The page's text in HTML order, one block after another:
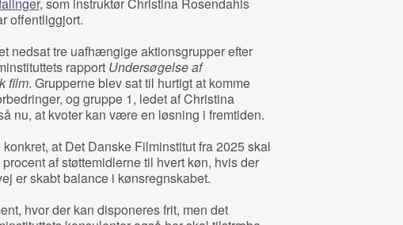
offentliggjort.
nedsat tre uafhængige aktionsgrupper efter
rapport Undersøgelse af
film. Grupperne blev sat til hurtigt at komme
og gruppe 1, ledet af Christina
nu, at kvoter kan være en løsning i fremtiden.
at Det Danske Filminstitut fra 2025 skal
af støttemidlerne til hvert køn, hvis der
er skabt balance i kønsregnskabet.
hvor der kan disponeres frit, men det